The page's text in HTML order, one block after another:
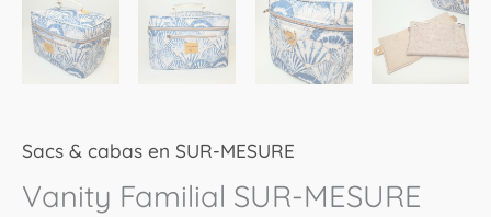
Sacs & cabas en SUR-MESURE
Vanity Familial SUR-MESURE